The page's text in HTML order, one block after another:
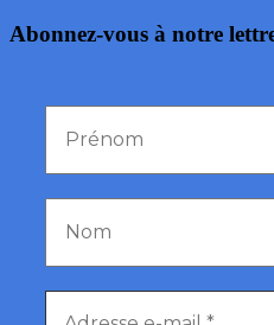
Abonnez-vous à notre